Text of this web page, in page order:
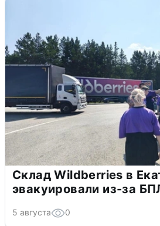
Склад Wildberries в
эвакуировали из-за
5 августа 0